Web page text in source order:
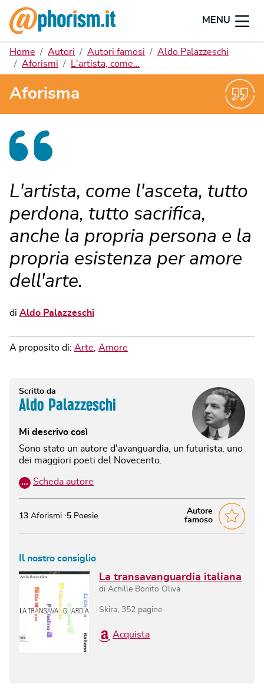
MENU
Home Autori Autori famosi
Aldo Palazzeschi
Aforismi
L'artista, come…
Aforisma
L'artista, come l'asceta, tutto
perdona, tutto sacrifica,
anche la propria persona e la
propria esistenza per amore
dell'arte.
di Aldo Palazzeschi
A proposito di: Arte Amore
Scritto da
Aldo Palazzeschi
Mi descrivo così
Sono stato un autore d'avanguardia, un futurista, uno
dei maggiori poeti del Novecento.
… Scheda autore
Autore
famoso
13 Aforismi 5 Poesie
Il nostro consiglio
La transavanguardia italiana
di Achille Bonito Oliva
Skira 352 pagine
Acquista